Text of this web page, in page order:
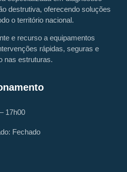
destrutiva, oferecendo soluções
o território nacional.
e recurso a equipamentos
rápidas, seguras e
nas estruturas.
17h00
Fechado